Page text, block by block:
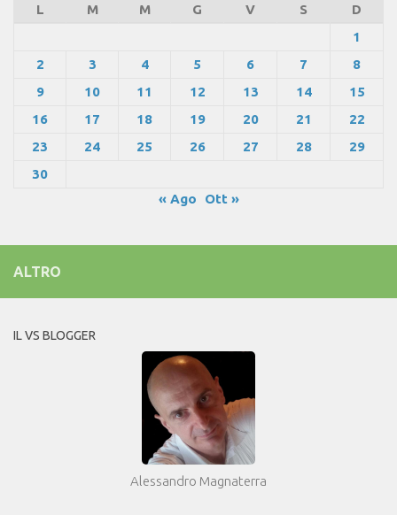
L
M M G V S
D
1
2
3 4 5 6 7
8
9
10 11 12 13 14
15
16
17 18 19 20 21
22
23
24 25 26 27 28
29
30
« Ago
Ott »
ALTRO
IL VS BLOGGER
Alessandro Magnaterra